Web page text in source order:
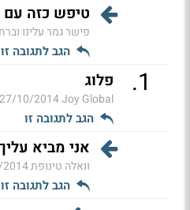
טיפש כזה עם
פישר גמר עלינו וברח
הגב לתגובה זו
1
. פלוג
Joy Global
27/10/2014 15:19
הגב לתגובה זו
אני מביא
וואלה טינופת16:58
הגב לתגובה זו